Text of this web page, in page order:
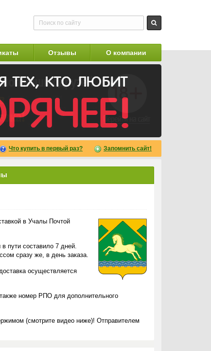
Отзывы О компании
Что купить в первый раз? Запомнить сайт!
в Учалы Почтой
пути составило 7 дней.
сразу же, в день заказа.
осуществляется
номер РПО для дополнительного
(смотрите видео ниже)! Отправителем